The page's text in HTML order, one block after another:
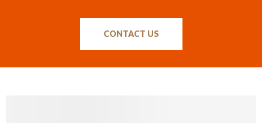
CONTACT US